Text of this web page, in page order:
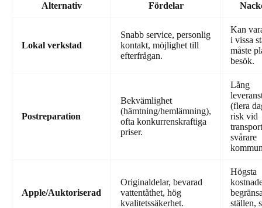
Alternativ Fördelar
Lokal verkstad
Snabb service, personlig
kontakt, möjlighet till
efterfrågan.
Kan
i vissa
måste
besök.
Postreparation
Bekvämlighet
(hämtning/hemlämning),
ofta konkurrenskraftiga
priser.
Lång
(flera
risk vid
svårare
Apple/Auktoriserad
Originaldelar, bevarad
vattentåthet, hög
kvalitetssäkerhet.
Högsta
ställen,